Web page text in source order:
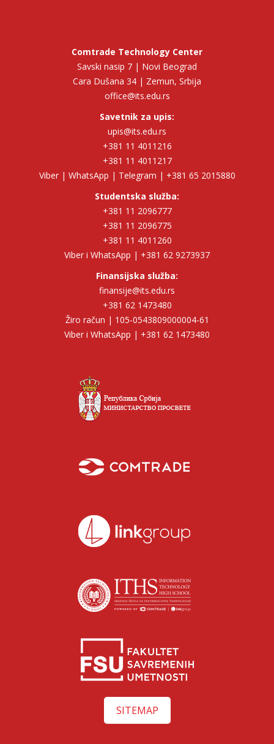
Comtrade Technology Center
Savski nasip 7 | Novi Beograd
Cara Dušana 34 | Zemun, Srbija
office@its.edu.rs
Savetnik za upis:
upis@its.edu.rs
+381 11 4011216
+381 11 4011217
Viber | WhatsApp | Telegram | +381 65 2015880
Studentska služba:
+381 11 2096777
+381 11 2096775
+381 11 4011260
Viber i WhatsApp | +381 62 9273937
Finansijska služba:
finansije@its.edu.rs
+381 62 1473480
Žiro račun | 105-0543809000004-61
Viber i WhatsApp | +381 62 1473480
SITEMAP